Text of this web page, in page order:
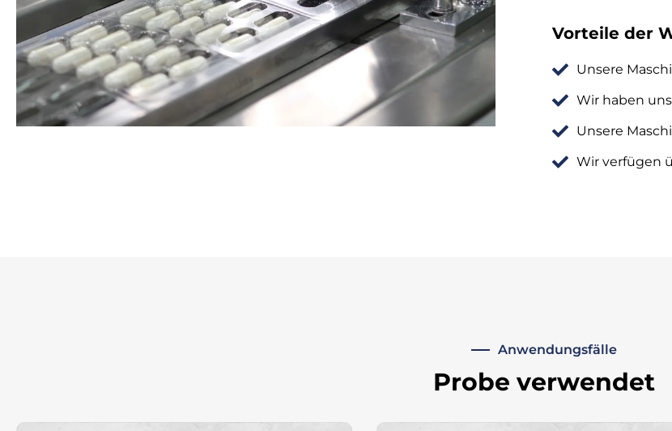
Vorteile der
Unsere
Wir haben
Unsere
Wir verfügen
Anwendungsfälle
Probe verwendet